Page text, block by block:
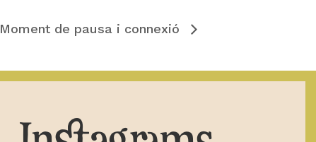
Moment de pausa i connexió